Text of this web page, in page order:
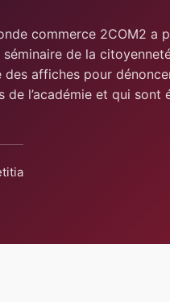
commerce 2COM2 a
de la
des affiches pour
de l’académie et qui